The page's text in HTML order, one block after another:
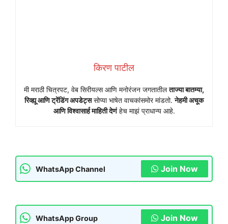
किरण पाटील
मी मराठी चित्रपट, वेब सिरीयल्स आणि मनोरंजन जगतातीलताज्या बातम्या,
रिव्ह्यू आणि ट्रेंडिंग अपडेट्ससोप्या भाषेत वाचकांसमोर मांडतो.नेहमी अचूक
आणि विश्वासार्ह माहिती देणंहेच माझं प्राधान्य आहे.
WhatsApp Channel Join Now
WhatsApp Group Join Now